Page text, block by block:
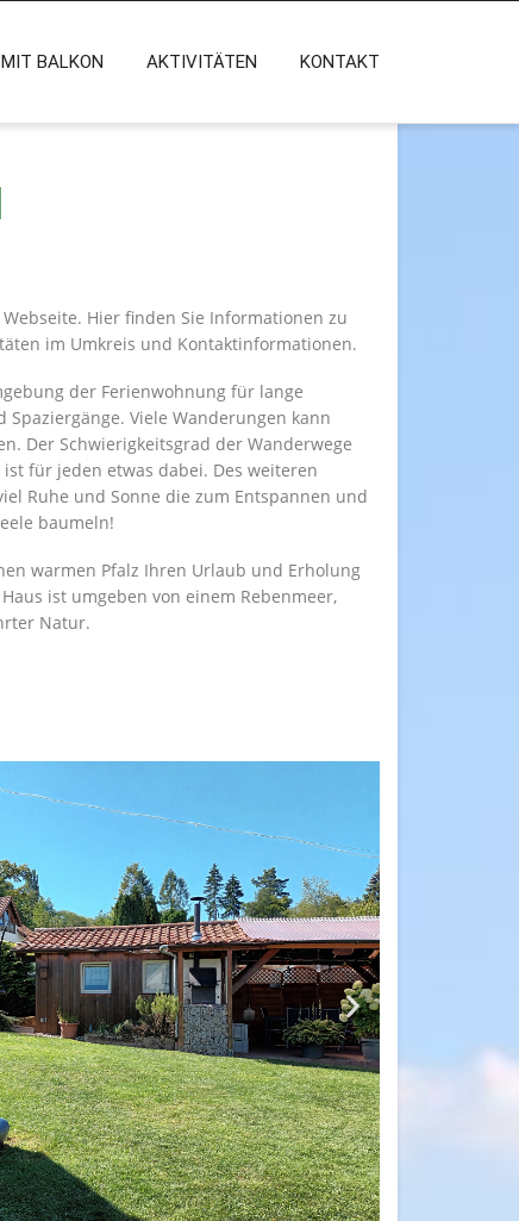
BALKON AKTIVITÄTEN KONTAKT
Hier finden Sie Informationen zu
im Umkreis und Kontaktinformationen.
der Ferienwohnung für lange
Viele Wanderungen kann
Der Schwierigkeitsgrad der Wanderwege
für jeden etwas dabei. Des weiteren
Ruhe und Sonne die zum Entspannen und
baumeln!
warmen Pfalz Ihren Urlaub und Erholung
ist umgeben von einem Rebenmeer,
Natur.